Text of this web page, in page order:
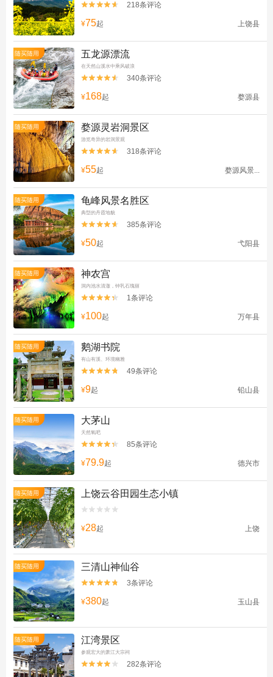

 218条评论
¥75起 上饶县
随买随用 五龙源漂流
在天然山溪水中乘风破浪

 340条评论
¥168起 婺源县
随买随用 婺源灵岩洞景区
游览奇异的岩洞景观

 318条评论
¥55起 婺源风景...
随买随用 龟峰风景名胜区
典型的丹霞地貌

 385条评论
¥50起 弋阳县
随买随用 神农宫
洞内池水清澈，钟乳石瑰丽

 1条评论
¥100起 万年县
随买随用 鹅湖书院
有山有溪、环境幽雅

 49条评论
¥9起 铅山县
随买随用 大茅山
天然氧吧

 85条评论
¥79.9起 德兴市
随买随用 上饶云谷田园生态小镇


¥28起 上饶
随买随用 三清山神仙谷

 3条评论
¥380起 玉山县
随买随用 江湾景区
参观宏大的萧江大宗祠

 282条评论